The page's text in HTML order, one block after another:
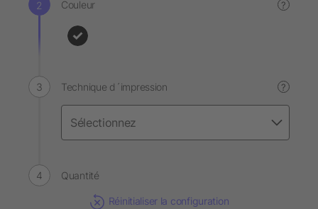
Couleur ?
Technique d´impression ?
Quantité
Réinitialiser la configuration